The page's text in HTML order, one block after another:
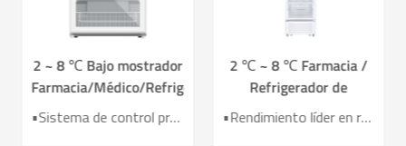
2 ~ 8 ℃ Bajo mostrador
Farmacia/Médico/Refrigerador
de vacunas YC-130L •Sistema de control preciso •Sistema de refrigeración por aire • Registrador de datos USB incorporado •Alarmas sonoras y visuales perfectas • Diseño de Operación Ergonómica
2 ℃ ~ 8 ℃ Farmacia /
Refrigerador de
vacunas para farmacia y•Rendimiento líder en refrigeración por aire •Eficiencia de ahorro de energía mejorada 40%+ •Puerta de calefacción eléctrica para un mejor efecto anticondensación •7 sensores para alta precisión de control de temperatura •Sistema inteligente de alarma audible y visible